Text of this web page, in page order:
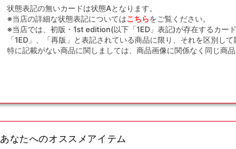
状態表記の無いカードは状態Aとなります。
※当店の詳細な状態表記についてはこちらをご覧ください。
※当店では、初版・1st edition(以下「1ED」表記)が存在するカー
「1ED」、「再版」と表記されている商品に限り、それを区別して
特に記載がない商品に関しましては、商品画像に関係なく同じ商
あなたへのオススメアイテム